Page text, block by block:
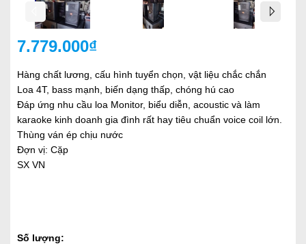
7.779.000₫
Hàng chất lương, cấu hình tuyển chọn, vật liệu chắc chắn
Loa 4T, bass mạnh, biến dạng thấp, chóng hú cao
Đáp ứng nhu cầu loa Monitor, biểu diễn, acoustic và làm
karaoke kinh doanh gia đình rất hay tiêu chuẩn voice coil lớn.
Thùng ván ép chịu nước
Đợn vị: Cặp
SX VN
Số lượng: